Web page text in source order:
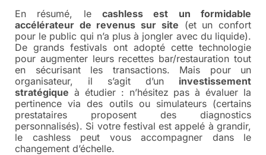
En résumé, le cashless est un formidable
accélérateur de revenus sur site (et un confort
pour le public qui n’a plus à jongler avec du liquide).
De grands festivals ont adopté cette technologie
pour augmenter leurs recettes bar/restauration tout
en sécurisant les transactions. Mais pour un
organisateur, il s’agit d’un investissement
stratégique à étudier : n’hésitez pas à évaluer la
pertinence via des outils ou simulateurs (certains
prestataires proposent des diagnostics
personnalisés). Si votre festival est appelé à grandir,
le cashless peut vous accompagner dans le
changement d’échelle.